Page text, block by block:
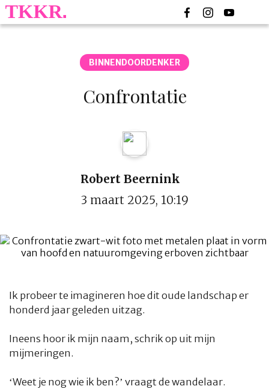
BINNENDOORDENKER
Confrontatie
Robert Beernink
3 maart 2025, 10:19
Ik probeer te imagineren hoe dit oude landschap er
honderd jaargeleden uitzag.
Ineens hoor ik mijn naam, schrik op uit mijn
mijmeringen.
‘Weet je nog wie ik ben?’ vraagt de wandelaar.